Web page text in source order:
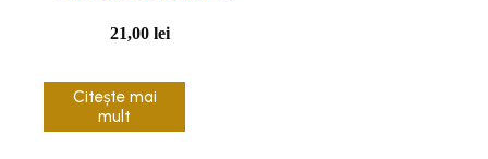
21,00 lei
Citește mai
mult